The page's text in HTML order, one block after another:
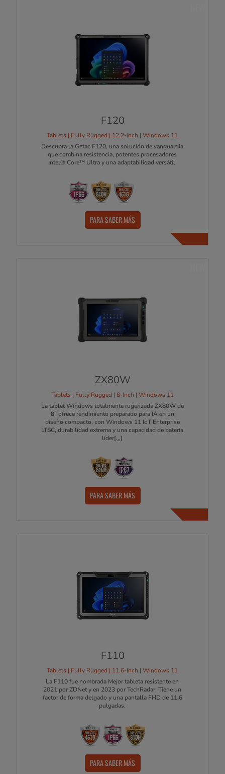
F120
Tablets | Fully Rugged | 12.2-inch | Windows 11
Descubra la Getac F120, una solución de vanguardia
que combina resistencia, potentes procesadores
Intel® Core™ Ultra y una adaptabilidad versátil.
PARA SABER MÁS
ZX80W
Tablets | Fully Rugged | 8-Inch | Windows 11
La tablet Windows totalmente rugerizada ZX80W de
8" ofrece rendimiento preparado para IA en un
diseño compacto, con Windows 11 IoT Enterprise
LTSC, durabilidad extrema y una capacidad de batería
líder[...]
PARA SABER MÁS
F110
Tablets | Fully Rugged | 11.6-Inch | Windows 11
La F110 fue nombrada Mejor tableta resistente en
2021 por ZDNet y en 2023 por TechRadar. Tiene un
factor de forma delgado y una pantalla FHD de 11,6
pulgadas.
PARA SABER MÁS